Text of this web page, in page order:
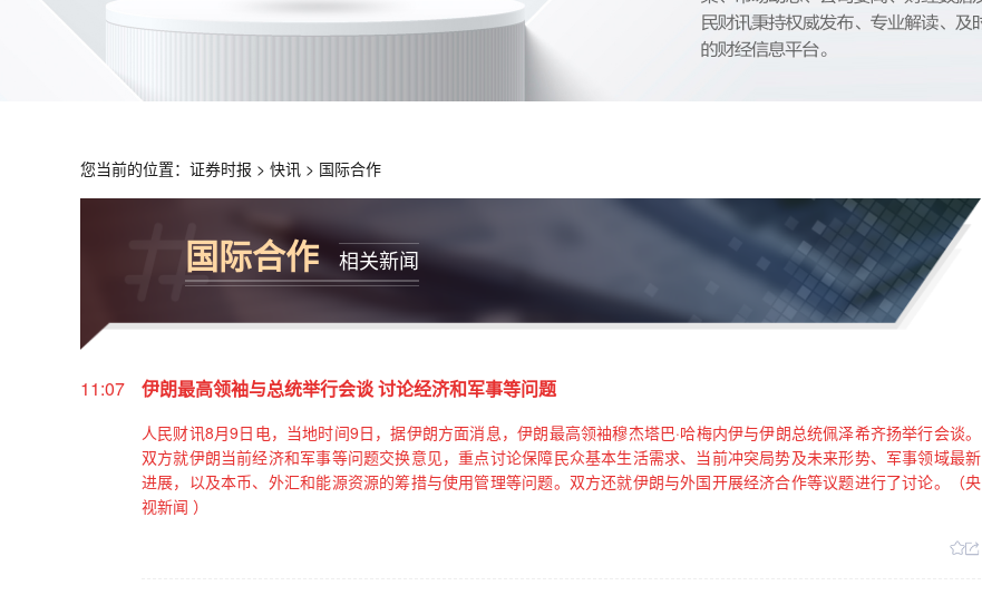
您当前的位置： 证券时报 > 快讯 > 国际合作
国际合作 相关新闻
11:07 伊朗最高领袖与总统举行会谈 讨论经济和军事等问题
人民财讯8月9日电，当地时间9日，据伊朗方面消息，伊朗最高领袖穆杰塔巴·哈梅内伊与伊朗总统佩泽希齐扬举行会谈。
双方就伊朗当前经济和军事等问题交换意见，重点讨论保障民众基本生活需求、当前冲突局势及未来形势、军事领域最新
进展，以及本币、外汇和能源资源的筹措与使用管理等问题。双方还就伊朗与外国开展经济合作等议题进行了讨论。（央
视新闻 ）